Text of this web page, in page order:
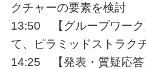
クチャーの要素を検討
13:50 【グループワーク
て、ピラミッドストラク
14:25 【発表・質疑応答